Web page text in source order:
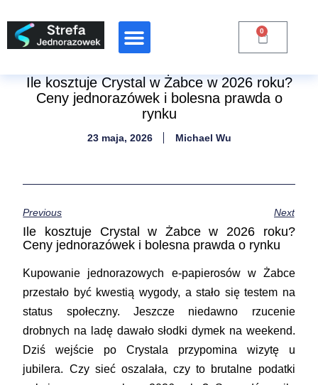
0
Ile kosztuje Crystal w Żabce w 2026 roku?
Ceny jednorazówek i bolesna prawda o
rynku
23 maja, 2026 Michael Wu
Previous Next
Ile kosztuje Crystal w Żabce w 2026 roku?
Ceny jednorazówek i bolesna prawda o rynku
Kupowanie jednorazowych e-papierosów w Żabce
przestało być kwestią wygody, a stało się testem na
status społeczny. Jeszcze niedawno rzucenie
drobnych na ladę dawało słodki dymek na weekend.
Dziś wejście po Crystala przypomina wizytę u
jubilera. Czy sieć oszalała, czy to brutalne podatki